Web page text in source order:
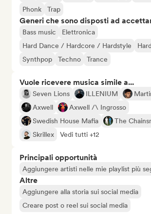
Phonk
Trap
Generi che sono disposti ad
Bass music
Elettronica
Hard Dance / Hardcore / Hardstyle
Synthpop
Techno Trance
Vuole ricevere musica simile a...
Seven Lions ILLENIUM
Axwell
Axwell /\ Ingrosso
Swedish House Mafia
The
Skrillex
Vedi tutti +12
Principali opportunità
Aggiungere artisti nelle mie playlist più
Altre
Aggiungere alla storia sui social media
Creare post o reel sui social media